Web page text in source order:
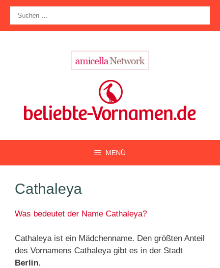
Zum
Inhalt
springen
nach:
MENÜ
Cathaleya
Was bedeutet der Name Cathaleya?
Cathaleya ist ein Mädchenname. Den größten Anteil
des Vornamens Cathaleya gibt es in der Stadt
Berlin.